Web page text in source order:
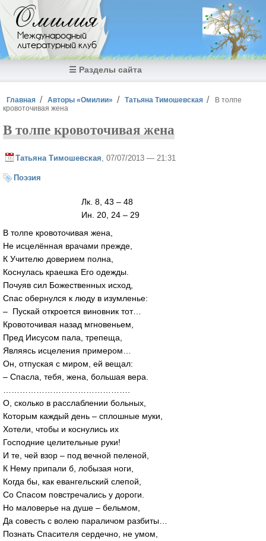
Перейти к основному содержанию
Омилия
Международный
литературный клуб
☰ Разделы сайта
Вы здесь
Главная Авторы «Омилии» Татьяна Тимошевская
В толпе
кровоточивая жена
В толпе кровоточивая жена
Татьяна Тимошевская , 07/07/2013 — 21:31
Поэзия
Лк. 8, 43 – 48
Ин. 20, 24 – 29
В толпе кровоточивая жена,
Не исцелённая врачами прежде,
К Учителю доверием полна,
Коснулась краешка Его одежды.
Почуяв сил Божественных исход,
Спас обернулся к люду в изумленье:
– Пускай откроется виновник тот…
Кровоточивая назад мгновеньем,
Пред Иисусом пала, трепеща,
Являясь исцеления примером…
Он, отпуская с миром, ей вещал:
– Спасла, тебя, жена, большая вера.
О, сколько в расслаблении больных,
Которым каждый день – сплошные муки,
Хотели, чтобы и коснулись их
Господние целительные руки!
И те, чей взор – под вечной пеленой,
К Нему припали б, лобызая ноги,
Когда бы, как евангельский слепой,
Со Спасом повстречались у дороги.
Но маловерье на душе – бельмом,
Да совесть с волею параличом разбиты…
Познать Спасителя сердечно, не умом,